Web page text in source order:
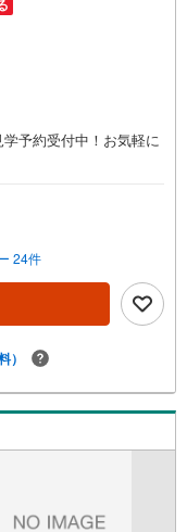
予約受付中！お気軽に
24件
）